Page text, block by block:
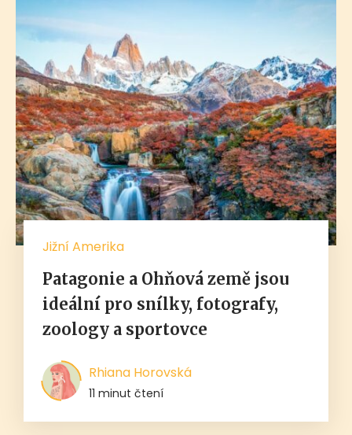
Jižní Amerika
Patagonie a Ohňová země jsou
ideální pro snílky, fotografy,
zoology a sportovce
Rhiana Horovská
11 minut čtení